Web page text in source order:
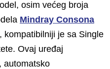
osim većeg broja
Mindray Consona
, kompatibilniji je sa Single
Ovaj uređaj
automatsko